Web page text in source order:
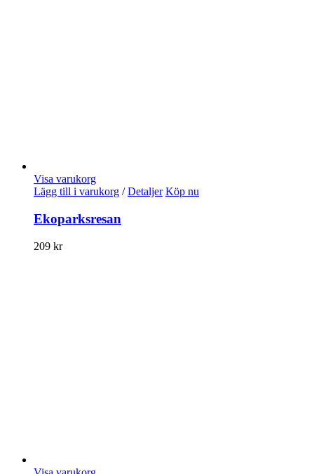
Visa varukorg
Lägg till i varukorg / Detaljer Köp nu
Ekoparksresan
209 kr